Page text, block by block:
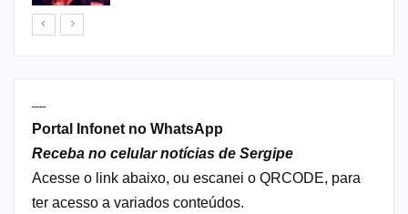
----
Portal Infonet no WhatsApp
Receba no celular notícias de Sergipe
Acesse o link abaixo, ou escanei o QRCODE, para
ter acesso a variados conteúdos.